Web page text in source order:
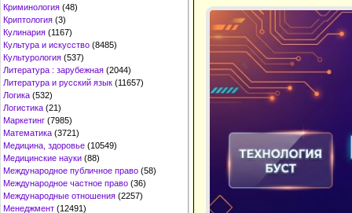
Криминология (48)
Криптология (3)
Кулинария (1167)
Культура и искусство (8485)
Культурология (537)
Литература : зарубежная (2044)
Литература и русский язык (11657)
Логика (532)
Логистика (21)
Маркетинг (7985)
Математика (3721)
Медицина, здоровье (10549)
Медицинские науки (88)
Международное публичное право (58)
Международное частное право (36)
Международные отношения (2257)
Менеджмент (12491)